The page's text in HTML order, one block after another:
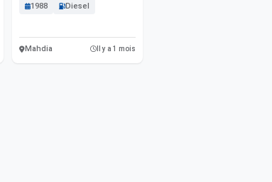
1988 Diesel
Mahdia Il y a 1 mois